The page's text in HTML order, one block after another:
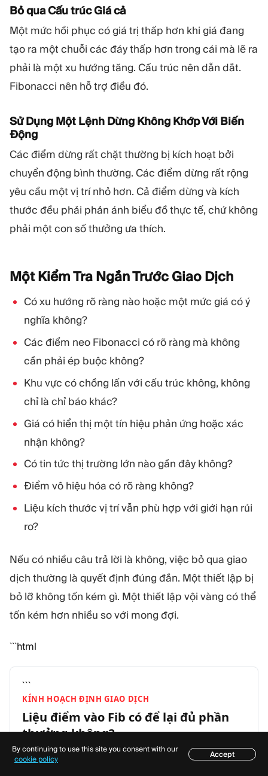
Bỏ qua Cấu trúc Giá cả
Một mức hồi phục có giá trị thấp hơn khi giá đang
tạo ra một chuỗi các đáy thấp hơn trong cái mà lẽ ra
phải là một xu hướng tăng. Cấu trúc nên dẫn dắt.
Fibonacci nên hỗ trợ điều đó.
Sử Dụng Một Lệnh Dừng Không Khớp Với Biến
Động
Các điểm dừng rất chặt thường bị kích hoạt bởi
chuyển động bình thường. Các điểm dừng rất rộng
yêu cầu một vị trí nhỏ hơn. Cả điểm dừng và kích
thước đều phải phản ánh biểu đồ thực tế, chứ không
phải một con số thưởng ưa thích.
Một Kiểm Tra Ngắn Trước Giao Dịch
Có xu hướng rõ ràng nào hoặc một mức giá có ý
nghĩa không?
Các điểm neo Fibonacci có rõ ràng mà không
cần phải ép buộc không?
Khu vực có chồng lấn với cấu trúc không, không
chỉ là chỉ báo khác?
Giá có hiển thị một tín hiệu phản ứng hoặc xác
nhận không?
Có tin tức thị trường lớn nào gần đây không?
Điểm vô hiệu hóa có rõ ràng không?
Liệu kích thước vị trí vẫn phù hợp với giới hạn rủi
ro?
Nếu có nhiều câu trả lời là không, việc bỏ qua giao
dịch thường là quyết định đúng đắn. Một thiết lập bị
bỏ lỡ không tốn kém gì. Một thiết lập vội vàng có thể
tốn kém hơn nhiều so với mong đợi.
```html
```
KÍNH HOẠCH ĐỊNH GIAO DỊCH
Liệu điểm vào Fib có để lại đủ phần
thưởngkhông?
Chọn một mức hồi phục và ngân sách rủi ro. Người lập
kế hoạch ước lượng điểm vào, điểm không hợp lệ, mục
Mục lục
By continuing to use this site you consent with our
cookie policy
Accept